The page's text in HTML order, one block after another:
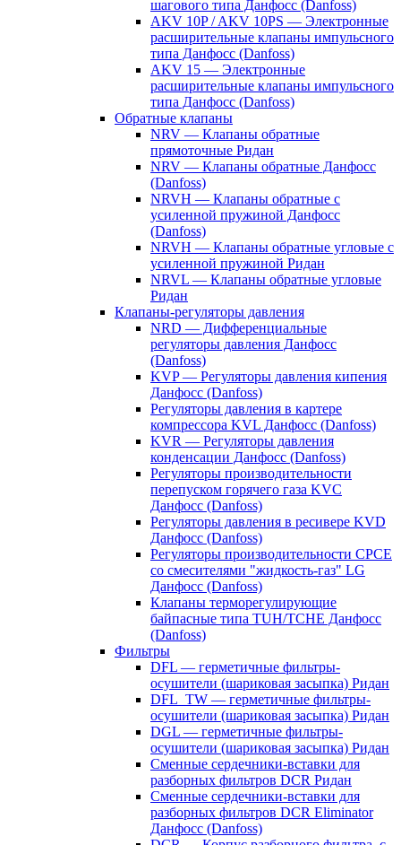
шагового типа Данфосс (Danfoss)
AKV 10P / AKV 10PS — Электронные
расширительные клапаны импульсного
типа Данфосс (Danfoss)
AKV 15 — Электронные
расширительные клапаны импульсного
типа Данфосс (Danfoss)
Обратные клапаны
NRV — Клапаны обратные
прямоточные Ридан
NRV — Клапаны обратные Данфосс
(Danfoss)
NRVH — Клапаны обратные с
усиленной пружиной Данфосс
(Danfoss)
NRVH — Клапаны обратные угловые с
усиленной пружиной Ридан
NRVL — Клапаны обратные угловые
Ридан
Клапаны-регуляторы давления
NRD — Дифференциальные
регуляторы давления Данфосс
(Danfoss)
KVP — Регуляторы давления кипения
Данфосс (Danfoss)
Регуляторы давления в картере
компрессора KVL Данфосс (Danfoss)
KVR — Регуляторы давления
конденсации Данфосс (Danfoss)
Регуляторы производительности
перепуском горячего газа KVC
Данфосс (Danfoss)
Регуляторы давления в ресивере KVD
Данфосс (Danfoss)
Регуляторы производительности CPCE
со смесителями "жидкость-газ" LG
Данфосс (Danfoss)
Клапаны терморегулирующие
байпасные типа TUH/TCHE Данфосс
(Danfoss)
Фильтры
DFL — герметичные фильтры-
осушители (шариковая засыпка) Ридан
DFL_TW — герметичные фильтры-
осушители (шариковая засыпка) Ридан
DGL — герметичные фильтры-
осушители (шариковая засыпка) Ридан
Сменные сердечники-вставки для
разборных фильтров DCR Ридан
Сменные сердечники-вставки для
разборных фильтров DCR Eliminator
Данфосс (Danfoss)